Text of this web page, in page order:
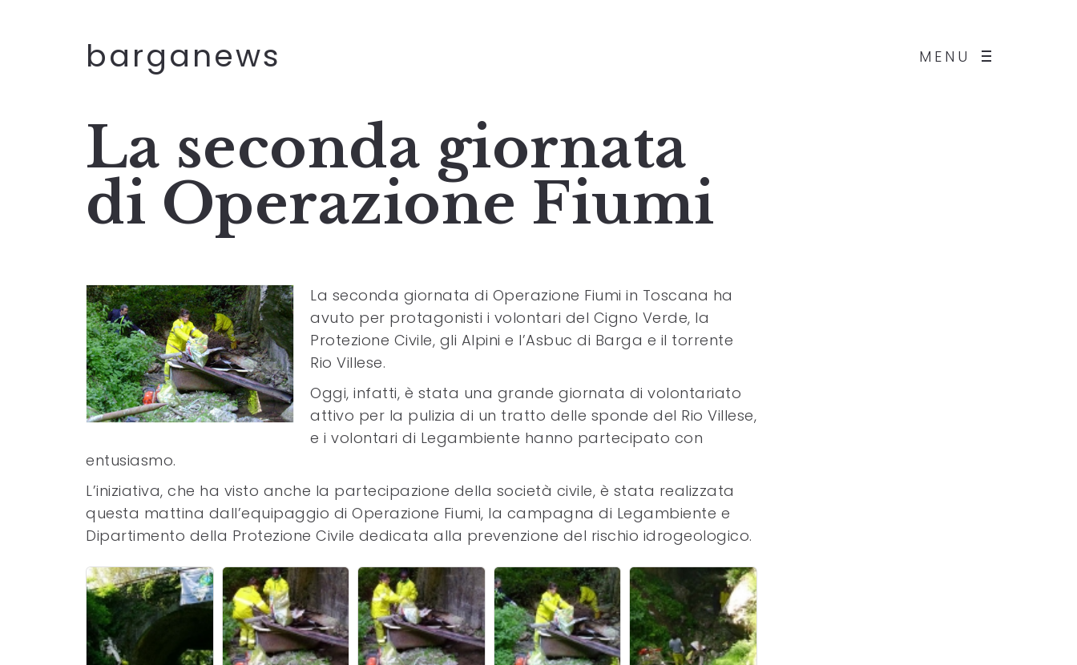
MENU
barganews
La seconda giornata
di Operazione Fiumi
La seconda giornata di Operazione Fiumi in Toscana ha
avuto per protagonisti i volontari del Cigno Verde, la
Protezione Civile, gli Alpini e l’Asbuc di Barga e il torrente
Rio Villese.
Oggi, infatti, è stata una grande giornata di volontariato
attivo per la pulizia di un tratto delle sponde del Rio Villese,
e i volontari di Legambiente hanno partecipato con
entusiasmo.
L’iniziativa, che ha visto anche la partecipazione della società civile, è stata realizzata
questa mattina dall’equipaggio di Operazione Fiumi, la campagna di Legambiente e
Dipartimento della Protezione Civile dedicata alla prevenzione del rischio idrogeologico.